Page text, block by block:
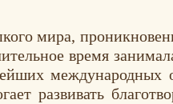
мира,
время
международных
развивать